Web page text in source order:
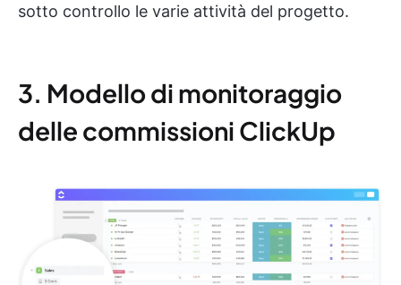
sotto controllo le varie attività del progetto.
3. Modello di monitoraggio
delle commissioni ClickUp